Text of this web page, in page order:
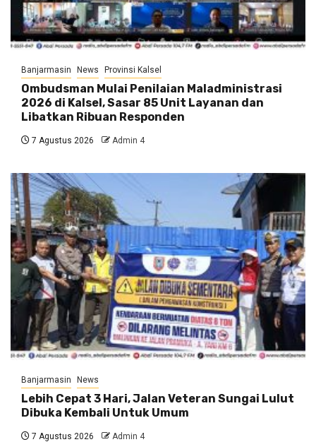
Banjarmasin News Provinsi Kalsel
Ombudsman Mulai Penilaian Maladministrasi
2026 di Kalsel, Sasar 85 Unit Layanan dan
Libatkan Ribuan Responden
7 Agustus 2026 Admin 4
Banjarmasin News
Lebih Cepat 3 Hari, Jalan Veteran Sungai Lulut
Dibuka Kembali Untuk Umum
7 Agustus 2026 Admin 4